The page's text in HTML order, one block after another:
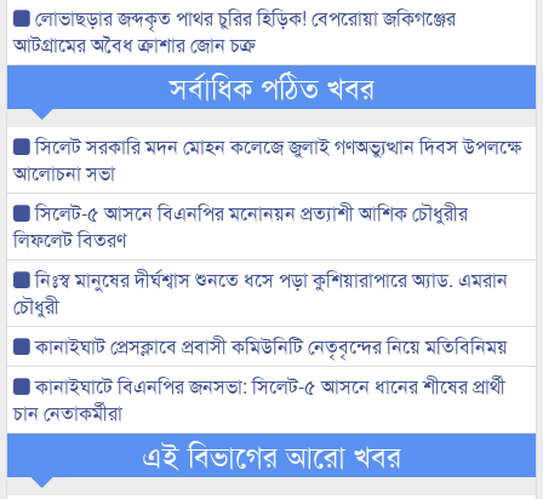
লোভাছড়ার জব্দকৃত পাথর চুরির হিড়িক! বেপরোয়া জকিগঞ্জের
আটগ্রামের অবৈধ ক্রাশার জোন চক্র
সর্বাধিক পঠিত খবর
সিলেট সরকারি মদন মোহন কলেজে জুলাই গণঅভ্যুত্থান দিবস উপলক্ষে
আলোচনা সভা
সিলেট-৫ আসনে বিএনপির মনোনয়ন প্রত্যাশী আশিক চৌধুরীর
লিফলেট বিতরণ
নিঃস্ব মানুষের দীর্ঘশ্বাস শুনতে ধসে পড়া কুশিয়ারাপারে অ্যাড. এমরান
চৌধুরী
কানাইঘাট প্রেসক্লাবে প্রবাসী কমিউনিটি নেতৃবৃন্দের নিয়ে মতিবিনিময়
কানাইঘাটে বিএনপির জনসভা: সিলেট-৫ আসনে ধানের শীষের প্রার্থী
চান নেতাকর্মীরা
এই বিভাগের আরো খবর